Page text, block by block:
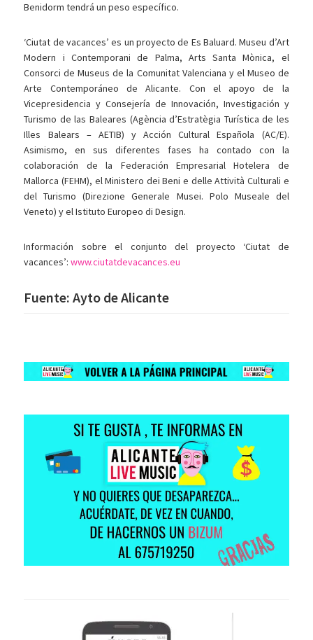
Benidorm tendrá un peso específico.
‘Ciutat de vacances’ es un proyecto de Es Baluard. Museu d’Art
Modern i Contemporani de Palma, Arts Santa Mònica, el
Consorci de Museus de la Comunitat Valenciana y el Museo de
Arte Contemporáneo de Alicante. Con el apoyo de la
Vicepresidencia y Consejería de Innovación, Investigación y
Turismo de las Baleares (Agència d’Estratègia Turística de les
Illes Balears – AETIB) y Acción Cultural Española (AC/E).
Asimismo, en sus diferentes fases ha contado con la
colaboración de la Federación Empresarial Hotelera de
Mallorca (FEHM), el Ministero dei Beni e delle Attività Culturali e
del Turismo (Direzione Generale Musei. Polo Museale del
Veneto) y el Istituto Europeo di Design.
Información sobre el conjunto del proyecto ‘Ciutat de
vacances’:www.ciutatdevacances.eu
Fuente: Ayto de Alicante